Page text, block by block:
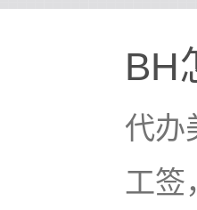
BH
代办
工签